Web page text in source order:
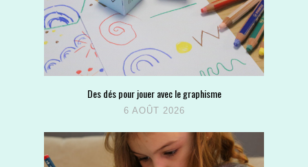
Des dés pour jouer avec le graphisme
6 AOÛT 2026